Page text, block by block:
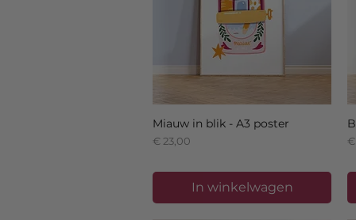
Miauw in blik - A3 poster
Prijs
€ 23,00
In winkelwagen